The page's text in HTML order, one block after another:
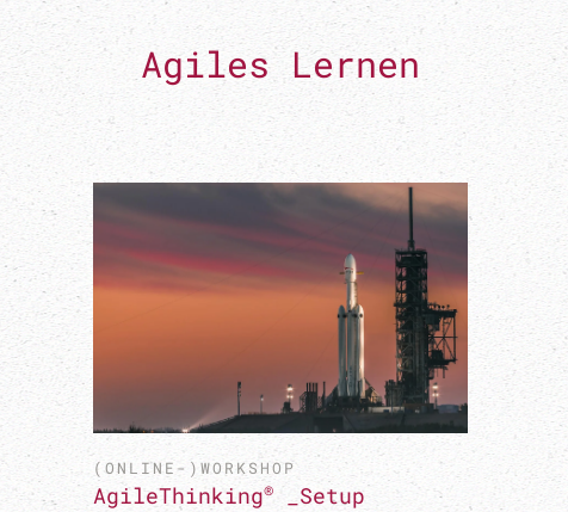
Agiles Lernen
(ONLINE-)WORKSHOP
AgileThinking®_Setup
gelesen und akzeptiert.